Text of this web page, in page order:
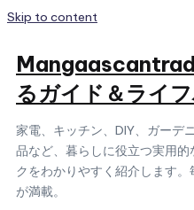
Skip to content
るガイド＆ライ
家電、キッチン、DIY、ガーデ
品など、暮らしに役立つ実用
クをわかりやすく紹介します
が満載。